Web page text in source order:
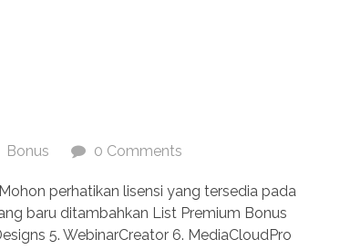
Bonus 0 Comments
perhatikan lisensi yang tersedia pada
baru ditambahkan List Premium Bonus
5. WebinarCreator 6. MediaCloudPro